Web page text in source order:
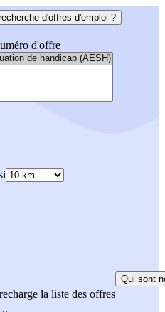
d'offres d'emploi ?
d'offre
la liste des offres
Qui sont